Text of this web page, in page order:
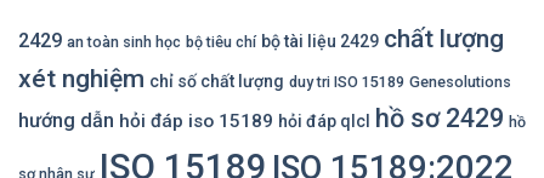
2429 an toàn sinh học bộ tiêu chí bộ tài liệu 2429 chất lượng
xét nghiệm chỉ số chất lượng duy tri ISO 15189 Genesolutions
hướng dẫn hỏi đáp iso 15189 hỏi đáp qlcl hồ sơ 2429 hồ
sơ nhân sự ISO 15189 ISO 15189:2022